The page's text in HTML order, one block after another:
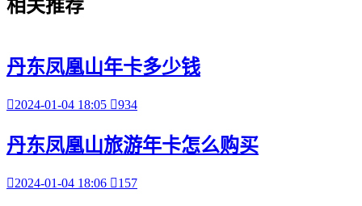
相关推荐
丹东凤凰山年卡多少钱
2024-01-04 18:05 934
丹东凤凰山旅游年卡怎么购买
2024-01-04 18:06 157